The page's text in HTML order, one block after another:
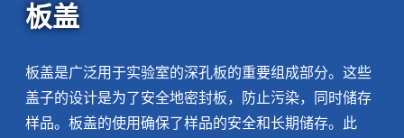
板盖
板盖是广泛用于实验室的深孔板的重要组成部分。这些
盖子的设计是为了安全地密封板，防止污染，同时储存
样品。板盖的使用确保了样品的安全和长期储存。此